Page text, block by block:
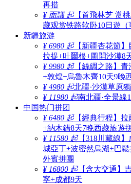
再措
¥ 面議 起【首飛林芝 赏
藏观赏铁路软卧10日遊（
新疆旅游
¥ 6980 起【新疆杏花節】
拉提+吐爾根+圖開沙漠8
¥ 9980 起【絲綢之路】青
+敦煌+烏魯木齊10天9晚
¥ 4980 起北疆·沙漠草原
¥ 11980 起南北疆·全景線
中国热门拼团
¥ 6480 起【經典行程】拉
+納木錯8天7晚西藏旅遊
¥ 11580 起【318川藏線
城亞丁+波密然烏湖+巴
外賓拼團
¥ 16800 起【含大交通】
寧+成都9天